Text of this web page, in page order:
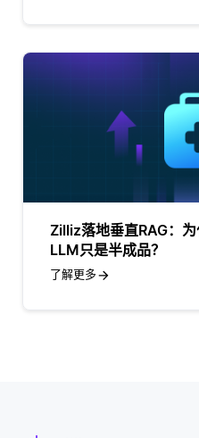
Zilliz落地垂直RAG：为
LLM只是半成品？
了解更多